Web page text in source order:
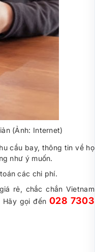
(Ảnh: Internet)
cầu bay, thông tin về họ
như ý muốn.
các chi phí.
rẻ, chắc chắn Vietnam
Hãy gọi đến028 7303